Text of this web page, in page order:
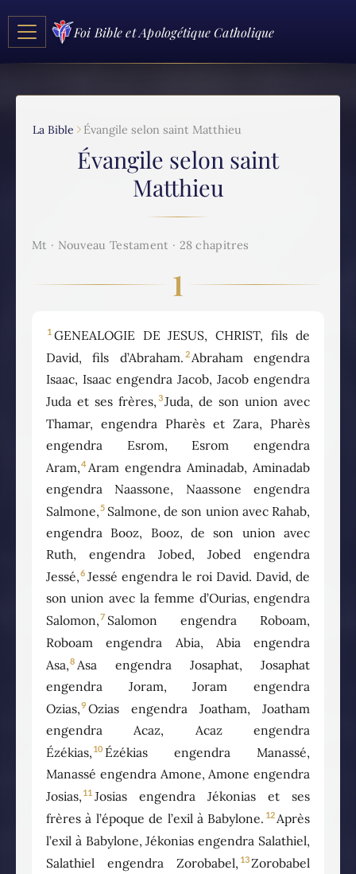
Foi Bible et Apologétique Catholique
La Bible Évangile selon saint Matthieu
Évangile selon saint
Matthieu
Mt · Nouveau Testament · 28 chapitres
1
1 GENEALOGIE DE JESUS, CHRIST, fils de
David, fils d’Abraham. 2Abraham engendra
Isaac, Isaac engendra Jacob, Jacob engendra
Juda et ses frères, 3Juda, de son union avec
Thamar, engendra Pharès et Zara, Pharès
engendra Esrom, Esrom engendra
Aram,4 Aram engendra Aminadab, Aminadab
engendra Naassone, Naassone engendra
Salmone,5 Salmone, de son union avec Rahab,
engendra Booz, Booz, de son union avec
Ruth, engendra Jobed, Jobed engendra
Jessé,6 Jessé engendra le roi David. David, de
son union avec la femme d’Ourias, engendra
Salomon,7 Salomon engendra Roboam,
Roboam engendra Abia, Abia engendra
Asa,8 Asa engendra Josaphat, Josaphat
engendra Joram, Joram engendra
Ozias,9 Ozias engendra Joatham, Joatham
engendra Acaz, Acaz engendra
Ézékias, 10 Ézékias engendra Manassé,
Manassé engendra Amone, Amone engendra
Josias, 11 Josias engendra Jékonias et ses
frères à l’époque de l’exil à Babylone. 12Après
l’exil à Babylone, Jékonias engendra Salathiel,
Salathiel engendra Zorobabel, 13Zorobabel